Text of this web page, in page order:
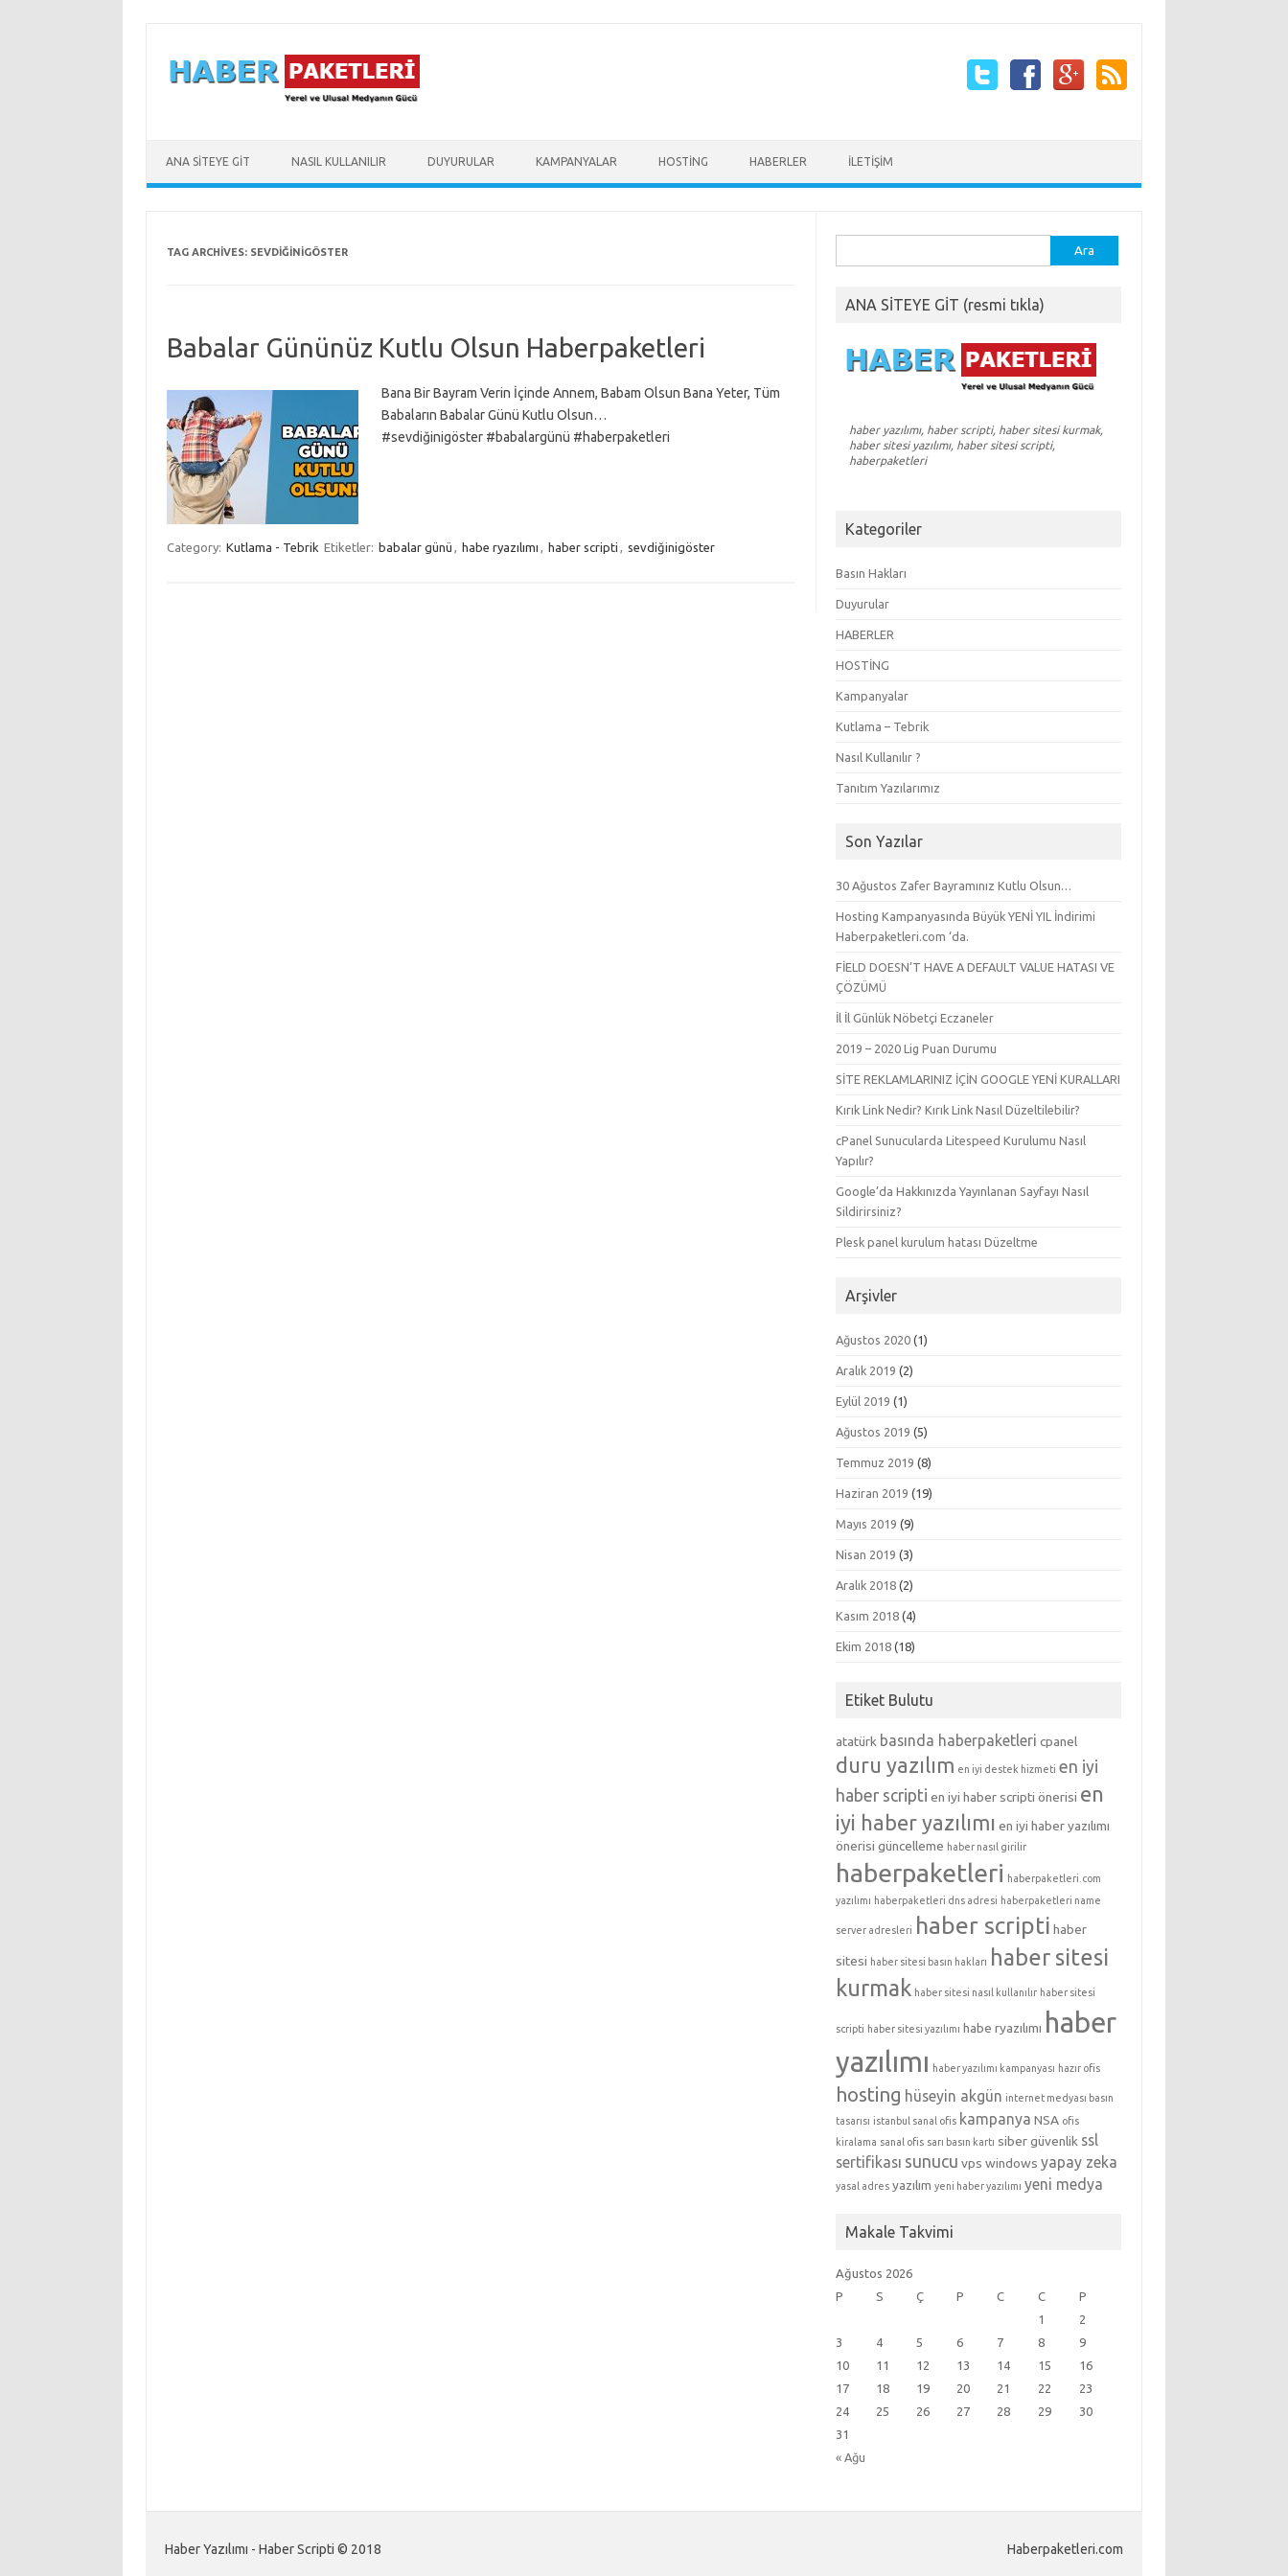
ANA SİTEYE GİT NASIL KULLANILIR DUYURULAR KAMPANYALAR HOSTİNG HABERLER İLETİŞİM
TAG ARCHIVES: SEVDIĞINIGÖSTER
Babalar Gününüz Kutlu Olsun Haberpaketleri
Bana Bir Bayram Verin İçinde Annem, Babam Olsun Bana Yeter, Tüm
Babaların Babalar Günü Kutlu Olsun…
#sevdiğinigöster #babalargünü #haberpaketleri
Category: Kutlama - Tebrik Etiketler: babalar günü , habe ryazılımı , haber scripti , sevdiğinigöster
ANA SİTEYE GİT (resmi tıkla)
haber yazılımı, haber scripti, haber sitesi kurmak,
haber sitesi yazılımı, haber sitesi scripti,
haberpaketleri
Kategoriler
Basın Hakları
Duyurular
HABERLER
HOSTİNG
Kampanyalar
Kutlama – Tebrik
Nasıl Kullanılır ?
Tanıtım Yazılarımız
Son Yazılar
30 Ağustos Zafer Bayramınız Kutlu Olsun…
Hosting Kampanyasında Büyük YENİ YIL İndirimi
Haberpaketleri.com ‘da.
FİELD DOESN’T HAVE A DEFAULT VALUE HATASI VE
ÇÖZÜMÜ
İl İl Günlük Nöbetçi Eczaneler
2019 – 2020 Lig Puan Durumu
SİTE REKLAMLARINIZ İÇİN GOOGLE YENİ KURALLARI
Kırık Link Nedir? Kırık Link Nasıl Düzeltilebilir?
cPanel Sunucularda Litespeed Kurulumu Nasıl
Yapılır?
Google’da Hakkınızda Yayınlanan Sayfayı Nasıl
Sildirirsiniz?
Plesk panel kurulum hatası Düzeltme
Arşivler
Ağustos 2020 (1)
Aralık 2019 (2)
Eylül 2019 (1)
Ağustos 2019 (5)
Temmuz 2019 (8)
Haziran 2019 (19)
Mayıs 2019 (9)
Nisan 2019 (3)
Aralık 2018 (2)
Kasım 2018 (4)
Ekim 2018 (18)
Etiket Bulutu
atatürk basında haberpaketleri cpanel
duru yazılım en iyi destek hizmeti en iyi
haber scripti en iyi haber scripti önerisi en
iyi haber yazılımı en iyi haber yazılımı
önerisi güncelleme haber nasıl girilir
haberpaketleri haberpaketleri.com
yazılımı haberpaketleri dns adresi haberpaketleri name
server adresleri haber scripti haber
sitesi haber sitesi basın hakları haber sitesi
kurmak haber sitesi nasıl kullanılır haber sitesi
scripti haber sitesi yazılımı habe ryazılımı haber
yazılımı haber yazılımı kampanyası hazır ofis
hosting hüseyin akgün internet medyası basın
tasarısı istanbul sanal ofis kampanya NSA ofis
kiralama sanal ofis sarı basın kartı siber güvenlik ssl
sertifikası sunucu vps windows yapay zeka
yasal adres yazılım yeni haber yazılımı yeni medya
Makale Takvimi
Ağustos 2026
P
S Ç P C C P
« Ağu
1
2
3
4 5 6 7 8
9
10
11 12 13 14 15
16
17
18 19 20 21 22
23
24
25 26 27 28 29
30
31
Haber Yazılımı - Haber Scripti © 2018 Haberpaketleri.com